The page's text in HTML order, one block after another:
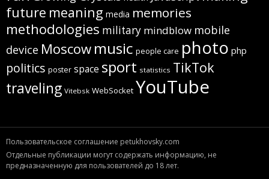
future meaning media memories
methodologies military mindblow mobile
device Moscow music people care photo php
politics poster space sport statistics TikTok
traveling Vitebsk WebSocket YouTube
Пользовательское соглашение petukhovsky.com
Отдельные публикации могут содержать информацию, не
предназначенную для пользователей до 18 лет.